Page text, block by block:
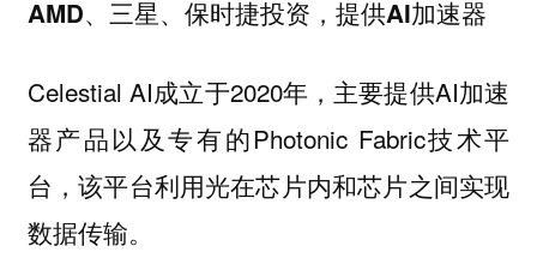
AMD、三星、保时捷投资，提供AI加速器
Celestial AI成立于2020年，主要提供AI加速
器产品以及专有的Photonic Fabric技术平
台，该平台利用光在芯片内和芯片之间实现
数据传输。